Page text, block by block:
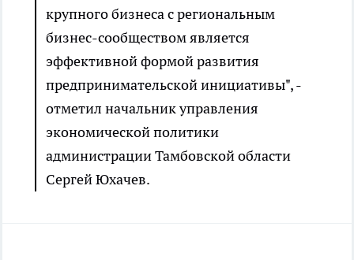
крупного бизнеса с региональным
бизнес-сообществом является
эффективной формой развития
предпринимательской инициативы", -
отметил начальник управления
экономической политики
администрации Тамбовской области
Сергей Юхачев.